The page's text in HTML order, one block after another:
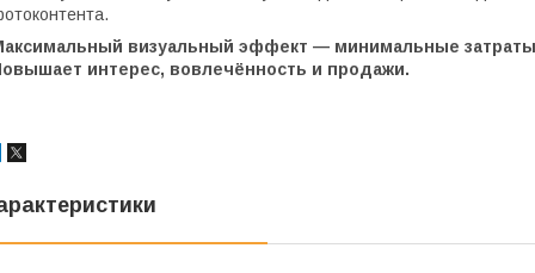
визуальный эффект — минимальные
интерес, вовлечённость и продажи.